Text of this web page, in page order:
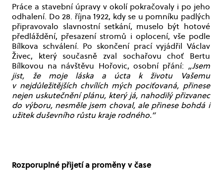
Práce a stavební úpravy v okolí pokračovaly i po jeho
odhalení. Do 28. října 1922, kdy se u pomníku padlých
připravovalo slavnostní setkání, muselo být hotové
předláždění, přesazení stromů i oplocení, vše podle
Bílkova schválení. Po skončení prací vyjádřil Václav
Živec, který současně zval sochařovu choť Bertu
Bílkovou na návštěvu Hořovic, osobní přání: „Jsem
jist, že moje láska a úcta k životu Vašemu
v nejdůležitějších chvílích mých pociťovaná, přinese
nejen uskutečnění plánu, který já, nahodilý přizvanec
do výboru, nesměle jsem choval, ale přinese bohdá i
užitek duševního růstu kraje rodného.“
Rozporuplné přijetí a proměny v čase